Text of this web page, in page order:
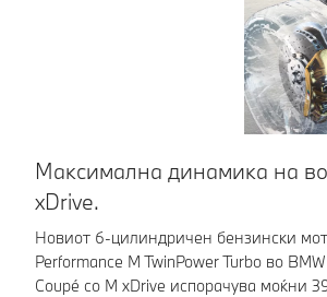
Максимална динамика на
xDrive.
Новиот 6-цилиндричен бензински
Performance M TwinPower Turbo во
Coupé со M xDrive испорачува моќни